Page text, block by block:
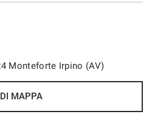
Monteforte Irpino (AV)
MAPPA